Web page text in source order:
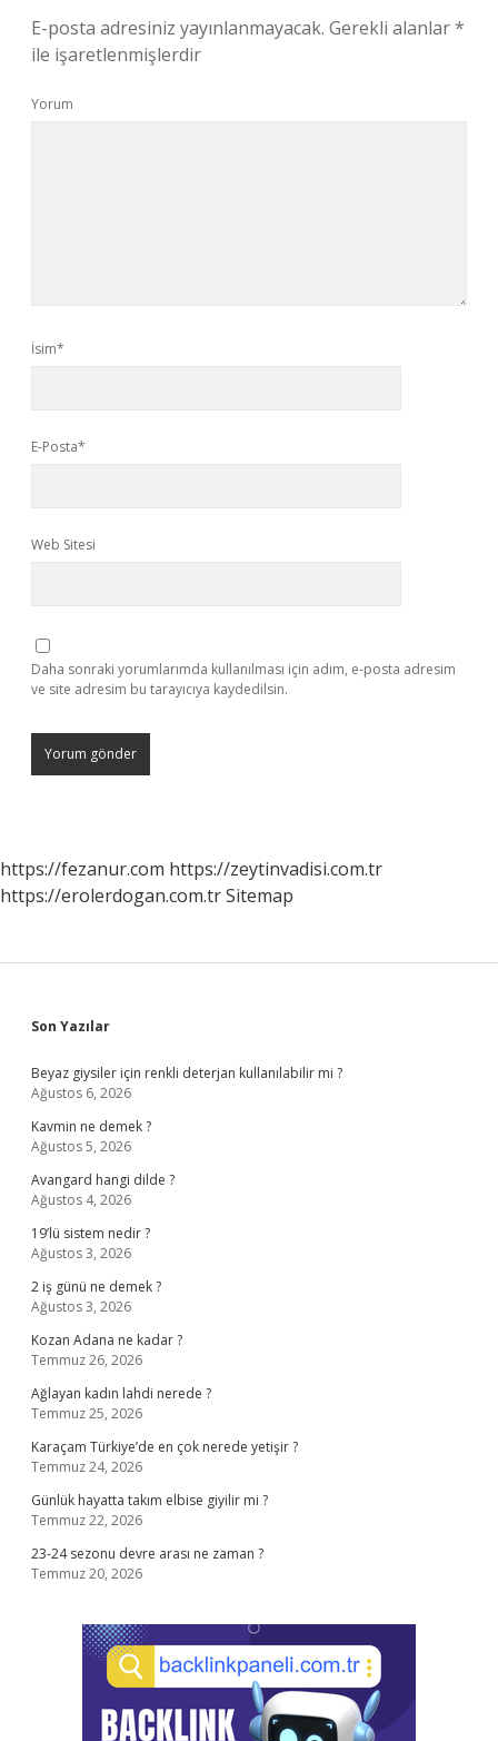
E-posta adresiniz yayınlanmayacak. Gerekli alanlar*
ile işaretlenmişlerdir
Yorum
İsim*
E-Posta*
Web Sitesi
Daha sonraki yorumlarımda kullanılması için adım, e-posta adresim
ve site adresim bu tarayıcıya kaydedilsin.
https://fezanur.com https://zeytinvadisi.com.tr
https://erolerdogan.com.trSitemap
Sidebar
Son Yazılar
Beyaz giysiler için renkli deterjan kullanılabilir mi ?
Ağustos 6, 2026
Kavmin ne demek ?
Ağustos 5, 2026
Avangard hangi dilde ?
Ağustos 4, 2026
19’lü sistem nedir ?
Ağustos 3, 2026
2 iş günü ne demek ?
Ağustos 3, 2026
Kozan Adana ne kadar ?
Temmuz 26, 2026
Ağlayan kadın lahdi nerede ?
Temmuz 25, 2026
Karaçam Türkiye’de en çok nerede yetişir ?
Temmuz 24, 2026
Günlük hayatta takım elbise giyilir mi ?
Temmuz 22, 2026
23-24 sezonu devre arası ne zaman ?
Temmuz 20, 2026